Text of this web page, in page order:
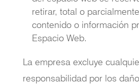
retirar, total o
contenido o información
Espacio Web.
La empresa excluye
responsabilidad por los